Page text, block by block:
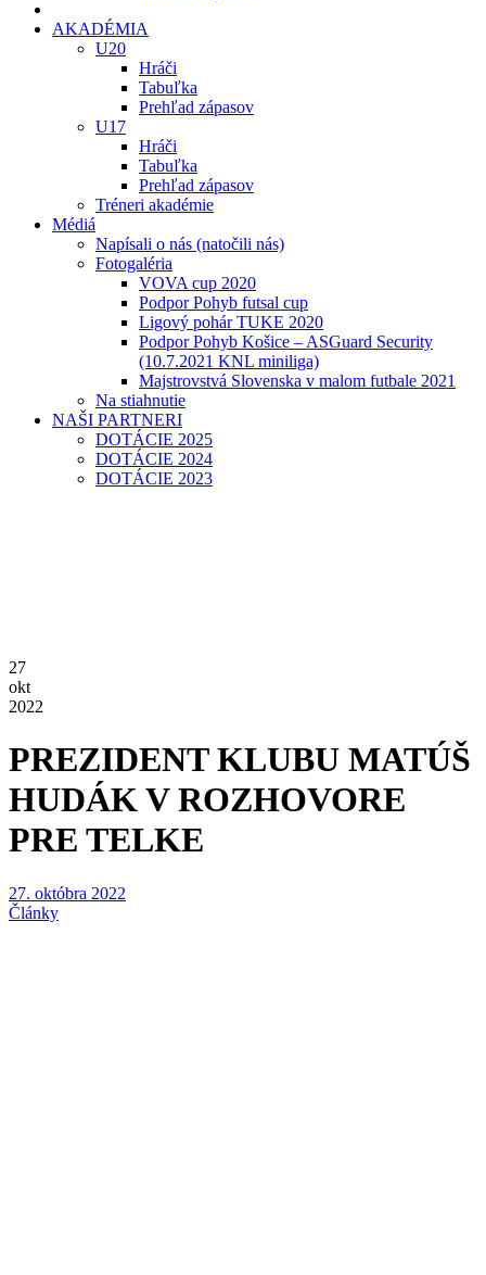
AKADÉMIA
U20
Hráči
Tabuľka
Prehľad zápasov
U17
Hráči
Tabuľka
Prehľad zápasov
Tréneri akadémie
Médiá
Napísali o nás (natočili nás)
Fotogaléria
VOVA cup 2020
Podpor Pohyb futsal cup
Ligový pohár TUKE 2020
Podpor Pohyb Košice – ASGuard Security
(10.7.2021 KNL miniliga)
Majstrovstvá Slovenska v malom futbale 2021
Na stiahnutie
NAŠI PARTNERI
DOTÁCIE 2025
DOTÁCIE 2024
DOTÁCIE 2023
27
okt
2022
PREZIDENT KLUBU MATÚŠ
HUDÁK V ROZHOVORE
PRE TELKE
27. októbra 2022
Články